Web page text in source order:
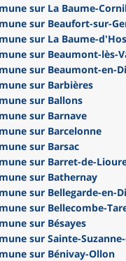
sur La Baume-
sur Beaufort-sur-
sur La Baume-
sur Beaumont-lès-
sur Beaumont-en-
sur Barbières
sur Ballons
sur Barnave
sur Barcelonne
sur Barsac
sur Barret-de-
sur Bathernay
sur Bellegarde-en-
sur Bellecombe-
sur Bésayes
sur Sainte-
sur Bénivay-Ollon